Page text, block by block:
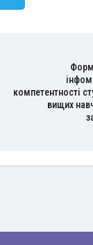
компетентності
вищих